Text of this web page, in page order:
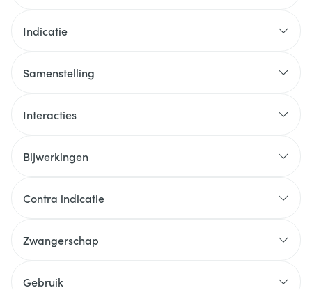
Indicatie
Samenstelling
Interacties
Bijwerkingen
Contra indicatie
Zwangerschap
Gebruik